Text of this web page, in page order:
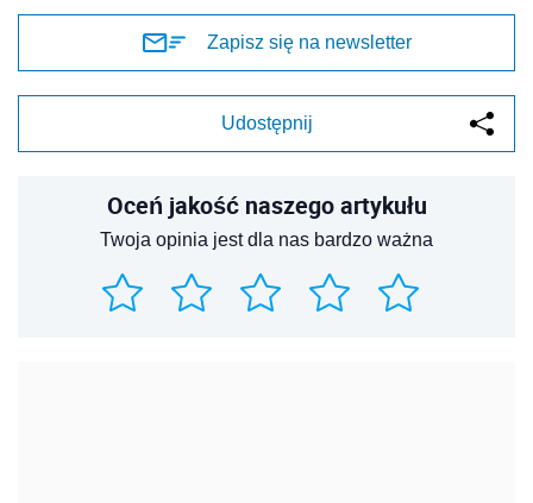
Zapisz się na newsletter
Udostępnij
Oceń jakość naszego artykułu
Twoja opinia jest dla nas bardzo ważna